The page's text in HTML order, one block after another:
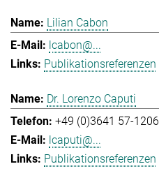
Lilian Cabon
lcabon@...
Publikationsreferenzen
Dr. Lorenzo Caputi
+49 (0)3641 57-1206
lcaputi@...
Publikationsreferenzen